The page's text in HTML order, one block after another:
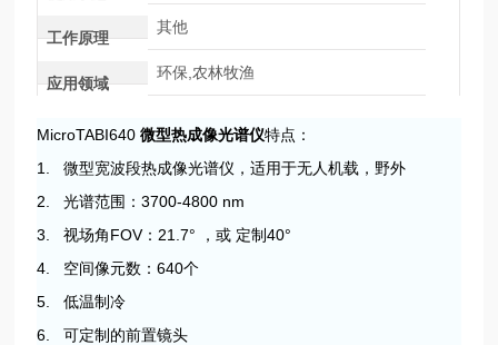
工作原理
其他
应用领域
环保,农林牧渔
MicroTABI640微型热成像光谱仪特点：
1. 微型宽波段热成像光谱仪，适用于无人机载，野外
2. 光谱范围：3700-4800 nm
3. 视场角FOV：21.7° ，或 定制40°
4. 空间像元数：640个
5. 低温制冷
6. 可定制的前置镜头